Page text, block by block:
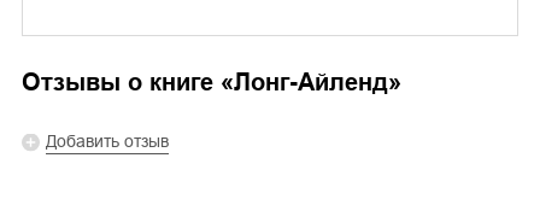
Отзывы о книге «Лонг-Айленд»
Добавить отзыв